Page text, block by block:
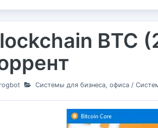
BTC
Системы для бизнеса, офиса/